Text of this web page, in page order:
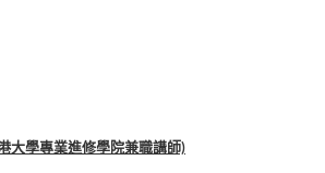
大學專業進修學院兼職講師)